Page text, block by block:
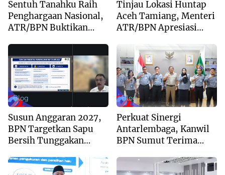
Sentuh Tanahku Raih
Penghargaan Nasional,
ATR/BPN Buktikan
Tinjau Lokasi Huntap
Aceh Tamiang, Menteri
ATR/BPN Apresiasi
Buddha Tzu Chi dan
Aguan
Blog
Susun Anggaran 2027,
BPN Targetkan Sapu
Bersih Tunggakan
Kepastian Waktu
Blog
Perkuat Sinergi
Antarlembaga, Kanwil
BPN Sumut Terima
Peninggalan